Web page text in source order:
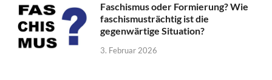
Faschismus oder Formierung? Wie
faschismusträchtig ist die
gegenwärtige Situation?
3. Februar 2026